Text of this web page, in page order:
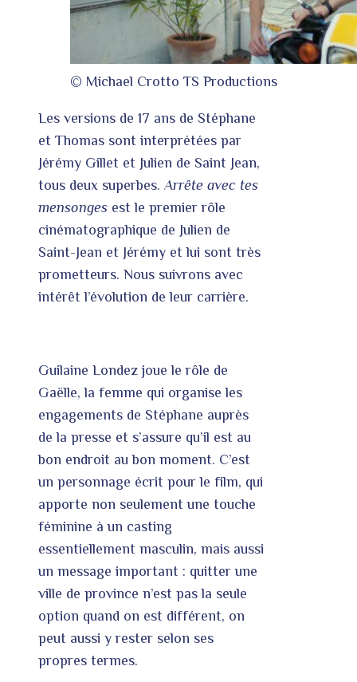
© Michael Crotto TS Productions
Les versions de 17 ans de Stéphane
et Thomas sont interprétées par
Jérémy Gillet et Julien de Saint Jean,
tous deux superbes.Arrête avec tes
mensonges est le premier rôle
cinématographique de Julien de
Saint-Jean et Jérémy et lui sont très
prometteurs. Nous suivrons avec
intérêt l’évolution de leur carrière.
Guilaine Londez joue le rôle de
Gaëlle, la femme qui organise les
engagements de Stéphane auprès
de la presse et s’assure qu’il est au
bon endroit au bon moment. C’est
un personnage écrit pour le film, qui
apporte non seulement une touche
féminine à un casting
essentiellement masculin, mais aussi
un message important : quitter une
ville de province n’est pas la seule
option quand on est différent, on
peut aussi y rester selon ses
propres termes.